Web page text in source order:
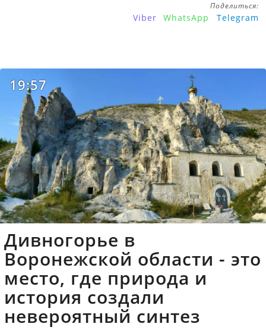
Поделиться:
Viber WhatsApp Telegram
19:57
Дивногорье в
Воронежской области - это
место, где природа и
история создали
невероятный синтез